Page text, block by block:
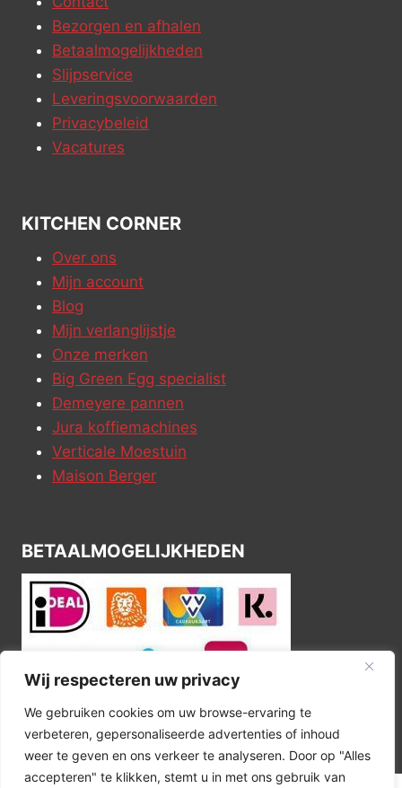
Wij respecteren uw privacy
We gebruiken cookies om uw browse-ervaring te
verbeteren, gepersonaliseerde advertenties of inhoud
weer te geven en ons verkeer te analyseren. Door op "Alles
accepteren" te klikken, stemt u in met ons gebruik van
Bezorgen en afhalen
Betaalmogelijkheden
Slijpservice
Leveringsvoorwaarden
Privacybeleid
Vacatures
KITCHEN CORNER
Over ons
Mijn account
Blog
Mijn verlanglijstje
Onze merken
Big Green Egg specialist
Demeyere pannen
Jura koffiemachines
Verticale Moestuin
Maison Berger
BETAALMOGELIJKHEDEN